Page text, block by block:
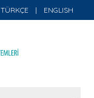
TÜRKÇE | ENGLISH